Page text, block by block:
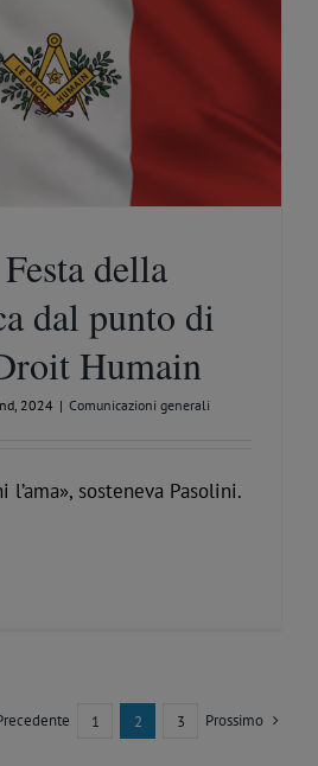
della
dal punto di
Humain
2024 | Comunicazioni generali
sosteneva Pasolini.
1 2 3 Prossimo